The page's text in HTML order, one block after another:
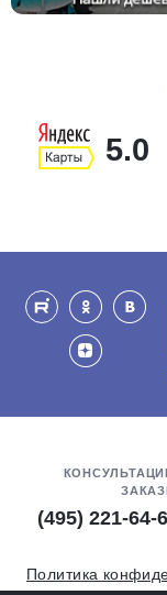
5.0
(495) 221-64-
Политика